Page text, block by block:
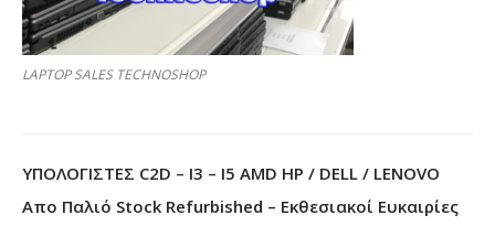
LAPTOP SALES TECHNOSHOP
ΥΠΟΛΟΓΙΣΤΕΣ C2D – I3 – I5 AMD HP / DELL / LENOVO
Απο Παλιό Stock Refurbished – Εκθεσιακοί Ευκαιρίες